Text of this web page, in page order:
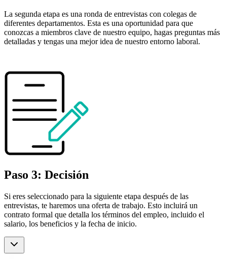
La segunda etapa es una ronda de entrevistas con colegas de
diferentes departamentos. Esta es una oportunidad para que
conozcas a miembros clave de nuestro equipo, hagas preguntas más
detalladas y tengas una mejor idea de nuestro entorno laboral.
Paso 3: Decisión
Si eres seleccionado para la siguiente etapa después de las
entrevistas, te haremos una oferta de trabajo. Esto incluirá un
contrato formal que detalla los términos del empleo, incluido el
salario, los beneficios y la fecha de inicio.